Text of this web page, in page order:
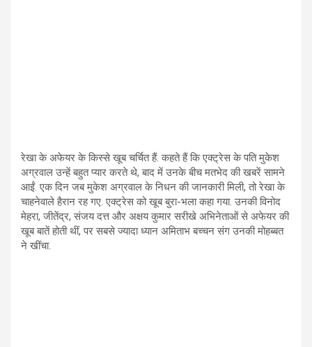
रेखा के अफेयर के किस्से खूब चर्चित हैं. कहते हैं कि एक्ट्रेस के पति मुकेश
अग्रवाल उन्हें बहुत प्यार करते थे, बाद में उनके बीच मतभेद की खबरें सामने
आईं. एक दिन जब मुकेश अग्रवाल के निधन की जानकारी मिली, तो रेखा के
चाहनेवाले हैरान रह गए. एक्ट्रेस को खूब बुरा-भला कहा गया. उनकी विनोद
मेहरा, जीतेंद्र, संजय दत्त और अक्षय कुमार सरीखे अभिनेताओं से अफेयर की
खूब बातें होती थीं, पर सबसे ज्यादा ध्यान अमिताभ बच्चन संग उनकी मोहब्बत
ने खींचा.